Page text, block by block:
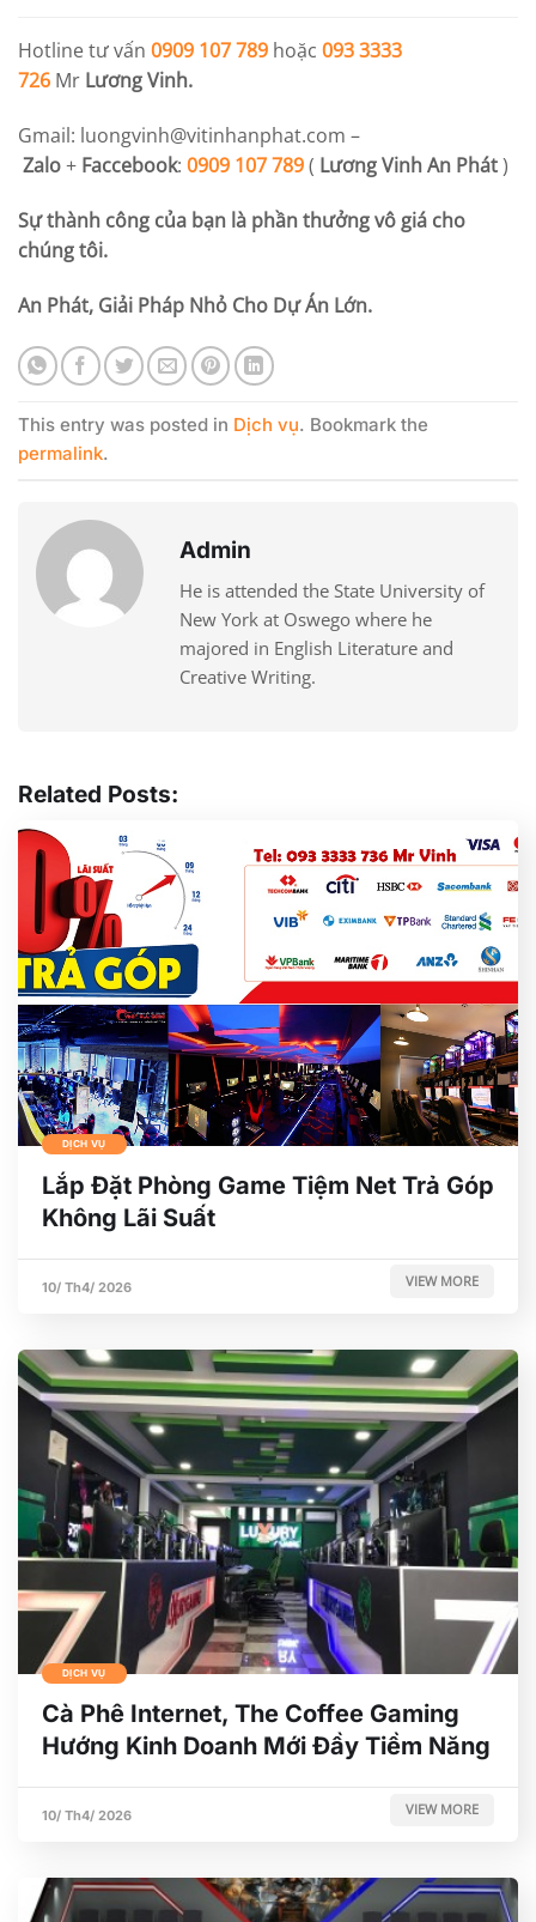
Hotline tư vấn 0909 107 789 hoặc 093 3333
726 Mr Lương Vinh.
Gmail: luongvinh@vitinhanphat.com –
Zalo+ Faccebook: 0909 107 789( Lương Vinh An Phát)
Sự thành công của bạn là phần thưởng vô giá cho
chúng tôi.
An Phát, Giải Pháp Nhỏ Cho Dự Án Lớn.
This entry was posted in Dịch vụ. Bookmark the
permalink.
Admin
He is attended the State University of
New York at Oswego where he
majored in English Literature and
Creative Writing.
Related Posts:
DỊCH VỤ
Lắp Đặt Phòng Game Tiệm Net Trả Góp
Không Lãi Suất
10/ Th4/ 2026 VIEW MORE
DỊCH VỤ
Cà Phê Internet, The Coffee Gaming
Hướng Kinh Doanh Mới Đầy Tiềm Năng
10/ Th4/ 2026 VIEW MORE